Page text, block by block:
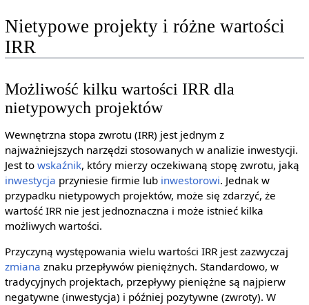
Nietypowe projekty i różne wartości
IRR
Możliwość kilku wartości IRR dla
nietypowych projektów
Wewnętrzna stopa zwrotu (IRR) jest jednym z
najważniejszych narzędzi stosowanych w analizie inwestycji.
Jest to wskaźnik, który mierzy oczekiwaną stopę zwrotu, jaką
inwestycja przyniesie firmie lub inwestorowi. Jednak w
przypadku nietypowych projektów, może się zdarzyć, że
wartość IRR nie jest jednoznaczna i może istnieć kilka
możliwych wartości.
Przyczyną występowania wielu wartości IRR jest zazwyczaj
zmiana znaku przepływów pieniężnych. Standardowo, w
tradycyjnych projektach, przepływy pieniężne są najpierw
negatywne (inwestycja) i później pozytywne (zwroty). W